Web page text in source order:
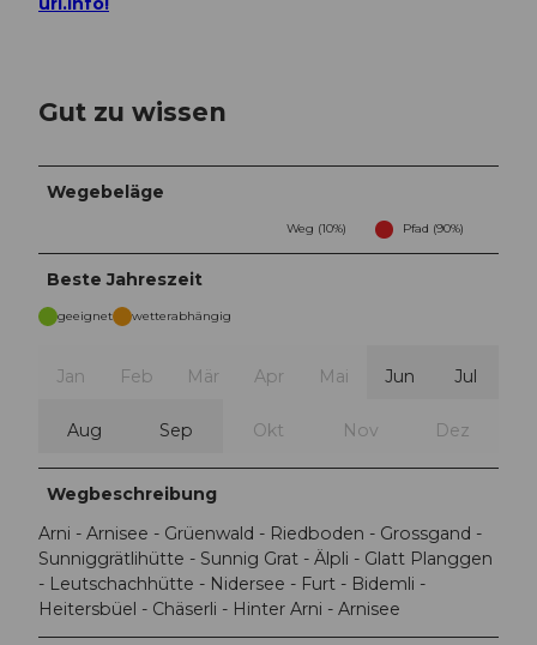
Gut zu wissen
Wegebeläge
Weg (10%) Pfad (90%)
Beste Jahreszeit
geeignet wetterabhängig
Jan Feb Mär Apr Mai Jun Jul
Aug Sep Okt Nov Dez
Wegbeschreibung
Arni - Arnisee - Grüenwald - Riedboden - Grossgand -
Sunniggrätlihütte - Sunnig Grat - Älpli - Glatt Planggen
- Leutschachhütte - Nidersee - Furt - Bidemli -
Heitersbüel - Chäserli - Hinter Arni - Arnisee